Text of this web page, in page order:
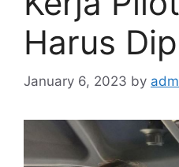
Harus
January 6, 2023 by